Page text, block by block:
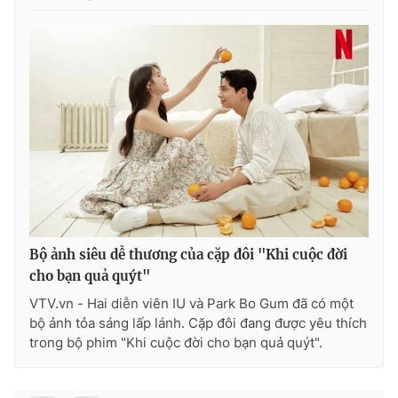
Theo dõi báo trên
Cơ quan chủ quản:Đài Truyền hình Việt Nam
Cơ quan báo chí:Thời báo VTV
Giấy phép hoạt động báo in và báo điện tử số 483/GP-BTTTT
Tổng Biên tập:
Vũ Thanh Thủy
Phó Tổng Biên tập:Nguyễn Thị Mỹ Hạnh, Phạm Quốc Thắng,
Bộ ảnh siêu dễ thương của cặp đôi "Khi cuộc đời
cho bạn quả quýt"
VTV.vn - Hai diễn viên IU và Park Bo Gum đã có một
bộ ảnh tỏa sáng lấp lánh. Cặp đôi đang được yêu thích
trong bộ phim "Khi cuộc đời cho bạn quả quýt".